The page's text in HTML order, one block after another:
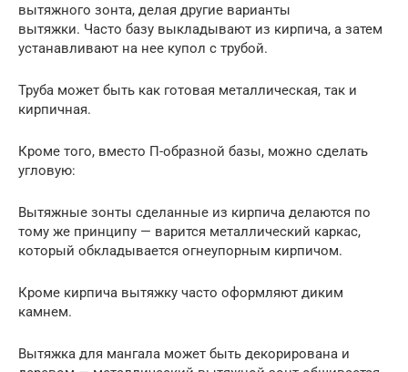
вытяжного зонта, делая другие варианты
вытяжки. Часто базу выкладывают из кирпича, а затем
устанавливают на нее купол с трубой.
Труба может быть как готовая металлическая, так и
кирпичная.
Кроме того, вместо П-образной базы, можно сделать
угловую:
Вытяжные зонты сделанные из кирпича делаются по
тому же принципу — варится металлический каркас,
который обкладывается огнеупорным кирпичом.
Кроме кирпича вытяжку часто оформляют диким
камнем.
Вытяжка для мангала может быть декорирована и